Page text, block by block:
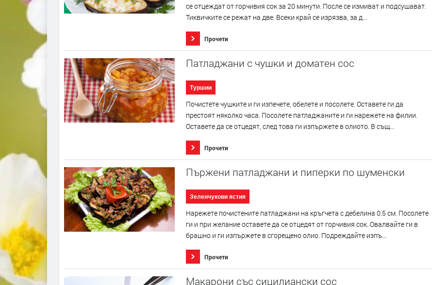
се отцеждат от горчивия сок за 20 минути. После се измиват и подсушават.
Тиквичките се режат на две. Всеки край се изрязва, за д...
Прочети
Патладжани с чушки и доматен сос
Туршии
Почистете чушките и ги изпечете, обелете и посолете. Оставете ги да
престоят няколко часа. Посолете патладжаните и ги нарежете на филии.
Оставете да се отцедят, след това ги изпържете в олиото. В същ...
Прочети
Пържени патладжани и пиперки по шуменски
Зеленчукови ястия
Нарежете почистените патладжани на кръгчета с дебелина 0.5 см. Посолете
ги и при желание оставете да се отцедят от горчивия сок. Овалвайте ги в
брашно и ги изпържете в сгорещено олио. Подреждайте изпъ...
Прочети
Макарони със сицилиански сос